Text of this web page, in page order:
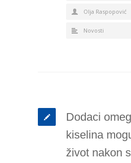
Olja Raspopović
Novosti
Dodaci
kiselina
život nakon